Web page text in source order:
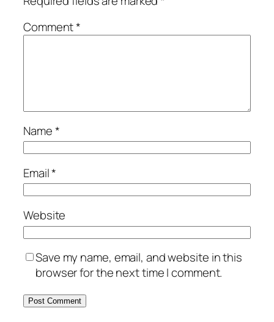
Comment*
Name*
Email*
Website
Save my name, email, and website in this
browser for the next time I comment.